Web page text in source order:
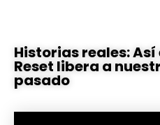
Historias reales:
Reset libera a
pasado